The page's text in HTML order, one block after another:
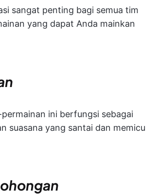
sangat penting bagi semua tim
yang dapat Anda mainkan
ini berfungsi sebagai
suasana yang santai dan memicu